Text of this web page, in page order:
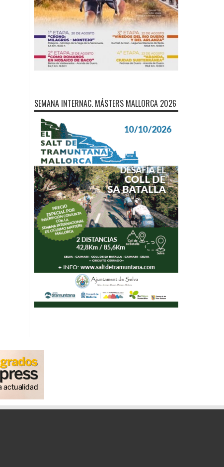
SEMANA INTERNAC. MÁSTERS MALLORCA 2026